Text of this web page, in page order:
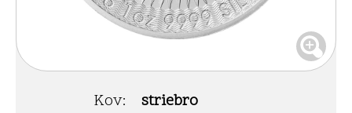
Kov:
striebro